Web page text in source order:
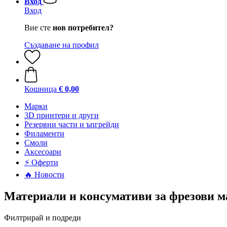
Вход
Вие сте нов потребител?
Създаване на профил
Кошница € 0,00
Mарки
3D принтери и други
Резервни части и ъпгрейди
Филаменти
Смоли
Аксесоари
⚡ Оферти
🔥 Новости
Материали и консумативи за фрезови
Филтрирай и подреди